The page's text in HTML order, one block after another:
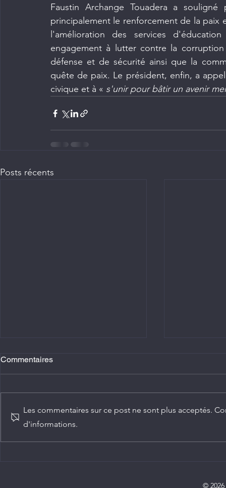
Faustin Archange Touadera a
principalement le renforcement de la
l'amélioration des services
engagement à lutter contre la
défense et de sécurité ainsi que la
quête de paix. Le président, enfin, a
civique et à « s'unir pour bâtir un avenir
Posts récents
Commentaires
Les commentaires sur ce post ne sont plus acceptés.
d'informations.
©